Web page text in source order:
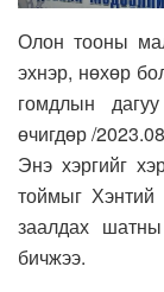
Олон тооны мал
эхнэр, нөхөр
гомдлын
өчигдөр /
Энэ хэргийг
тоймыг
заалдах
бичжээ.